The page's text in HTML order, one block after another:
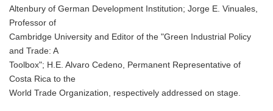
Altenbury of German Development Institution; Jorge E. Vinuales,
Professor of
Cambridge University and Editor of the "Green Industrial Policy
and Trade: A
Toolbox"; H.E. Alvaro Cedeno, Permanent Representative of
Costa Rica to the
World Trade Organization, respectively addressed on stage.